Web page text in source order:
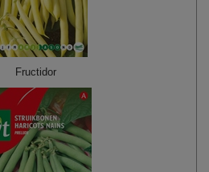
Fructidor